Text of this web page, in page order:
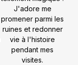
J'adore me
promener parmi les
ruines et redonner
vie à l'histoire
pendant mes
visites.